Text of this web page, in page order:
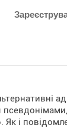
Як і